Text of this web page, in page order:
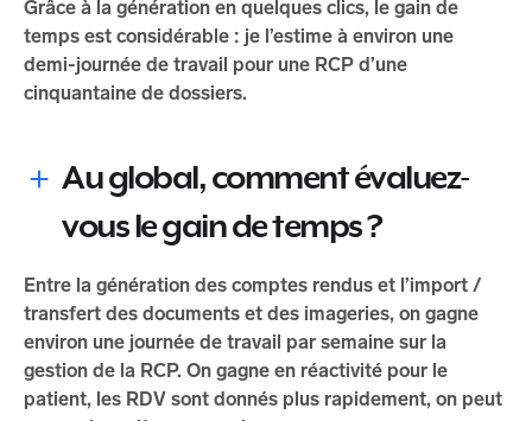
Grâce à la génération en quelques clics, le gain de
temps est considérable : je l’estime à environ une
demi-journée de travail pour une RCP d’une
cinquantaine de dossiers.
Au global, comment évaluez-
vous le gain de temps ?
Entre la génération des comptes rendus et l’import /
transfert des documents et des imageries, on gagne
environ une journée de travail par semaine sur la
gestion de la RCP. On gagne en réactivité pour le
patient, les RDV sont donnés plus rapidement, on peut